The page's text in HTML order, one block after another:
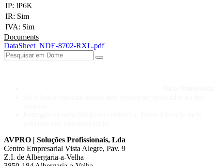
IP: IP6K
IR: Sim
IVA: Sim
Documents
DataSheet_NDE-8702-RXL.pdf
AVPRO | Soluções Profissionais, Lda
Centro Empresarial Vista Alegre, Pav. 9
Z.I. de Albergaria-a-Velha